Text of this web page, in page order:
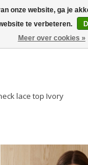
vandaag verstuurd |
lace top Ivory
image slideshow
onze website, ga je
te verbeteren.
Meer over cookies »